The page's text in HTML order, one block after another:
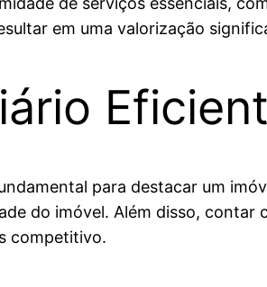
em uma valorização
para destacar um
do imóvel. Além disso,
competitivo.